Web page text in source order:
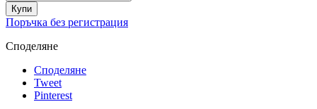
Купи
Поръчка без регистрация
Споделяне
Споделяне
Tweet
Pinterest